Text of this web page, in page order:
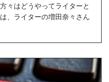
々はどうやってライターと
、ライターの増田奈々さん